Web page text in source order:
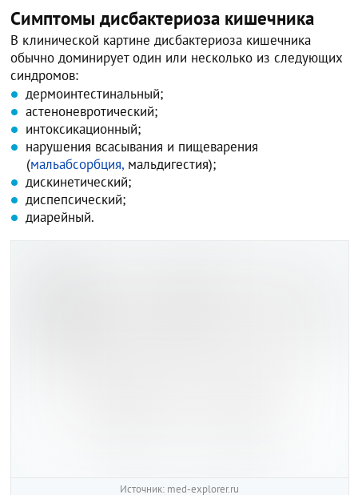
Симптомы дисбактериоза кишечника
В клинической картине дисбактериоза кишечника
обычно доминирует один или несколько из следующих
синдромов:
дермоинтестинальный;
астеноневротический;
интоксикационный;
нарушения всасывания и пищеварения
(мальабсорбция, мальдигестия);
дискинетический;
диспепсический;
диарейный.
Источник: med-explorer.ru